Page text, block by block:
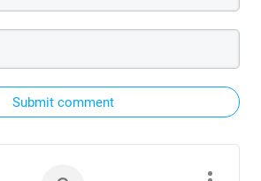
Submit comment